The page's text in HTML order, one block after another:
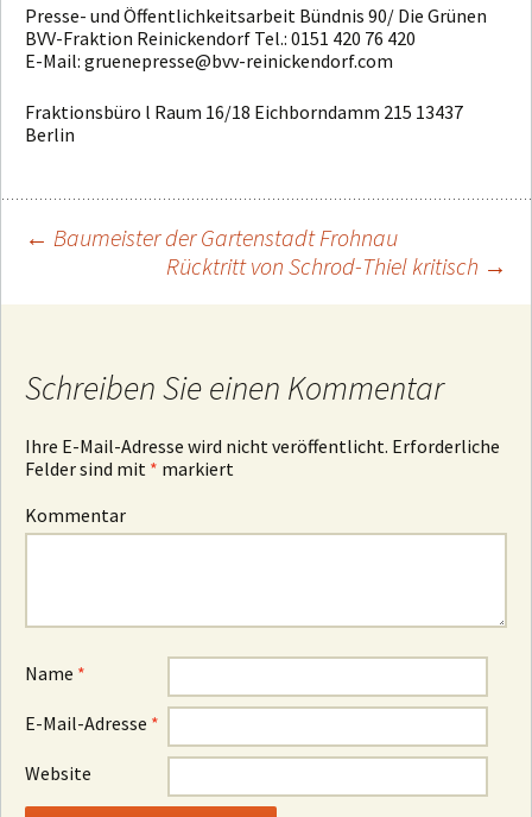
Presse- und Öffentlichkeitsarbeit Bündnis 90/ Die Grünen
BVV-Fraktion Reinickendorf Tel.: 0151 420 76 420
E-Mail: gruenepresse@bvv-reinickendorf.com
Fraktionsbüro l Raum 16/18 Eichborndamm 215 13437
Berlin
Beitragsnavigation
← Baumeister der Gartenstadt Frohnau
Rücktritt von Schrod-Thiel kritisch →
Schreiben Sie einen Kommentar
Ihre E-Mail-Adresse wird nicht veröffentlicht. Erforderliche
Felder sind mit * markiert
Kommentar
Name *
E-Mail-Adresse *
Website